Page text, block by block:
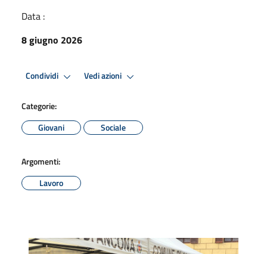
Data :
8 giugno 2026
Condividi Vedi azioni
Categorie:
Giovani
Sociale
Argomenti:
Lavoro